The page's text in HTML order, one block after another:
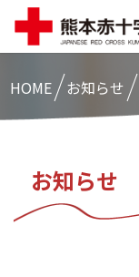
HOME お知らせ
お知らせ